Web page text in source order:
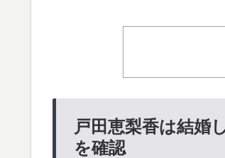
戸田恵梨香は結婚
を確認